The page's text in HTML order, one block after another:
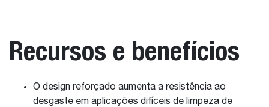
Recursos e benefícios
O design reforçado aumenta a resistência ao
desgaste em aplicações difíceis de limpeza de